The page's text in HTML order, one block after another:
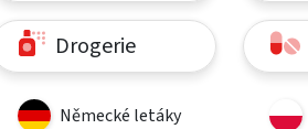
Drogerie
Německé letáky